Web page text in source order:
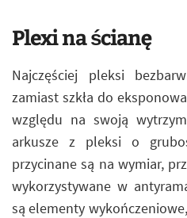
Plexi na ścianę
Najczęściej pleksi
zamiast szkła do
względu na swoją
arkusze z pleksi o
przycinane są na wymiar,
wykorzystywane w
są elementy